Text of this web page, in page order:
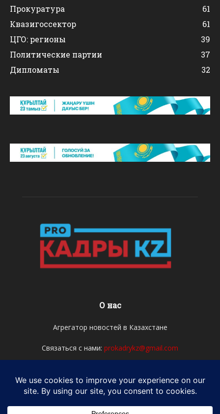
Прокуратура
61
Квазигоссектор
61
ЦГО: регионы
39
Политические партии
37
Дипломаты
32
О нас
Агрегатор новостей в Казахстане
Связаться с нами: prokadrykz@gmail.com
Мы в соцсетях